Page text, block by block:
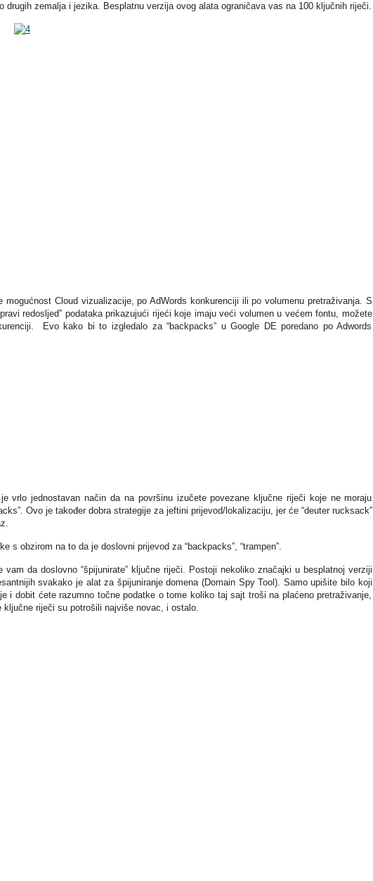
drugih zemalja i jezika. Besplatnu verzija ovog alata ograničava vas na 100 ključnih riječi.
mogućnost Cloud vizualizacije, po AdWords konkurenciji ili po volumenu pretraživanja. S
redosljed” podataka prikazujući rijeći koje imaju veći volumen u većem fontu, možete
Evo kako bi to izgledalo za “backpacks” u Google DE poredano po Adwords
vrlo jednostavan način da na površinu izučete povezane ključne riječi koje ne moraju
Ovo je također dobra strategije za jeftini prijevod/lokalizaciju, jer će “deuter rucksack”
s obzirom na to da je doslovni prijevod za “backpacks”, “trampen”.
vam da doslovno “špijunirate” ključne riječi. Postoji nekoliko značajki u besplatnoj verziji
svakako je alat za špijuniranje domena (Domain Spy Tool). Samo upišite bilo koji
i dobit ćete razumno točne podatke o tome koliko taj sajt troši na plaćeno pretraživanje,
riječi su potrošili najviše novac, i ostalo.